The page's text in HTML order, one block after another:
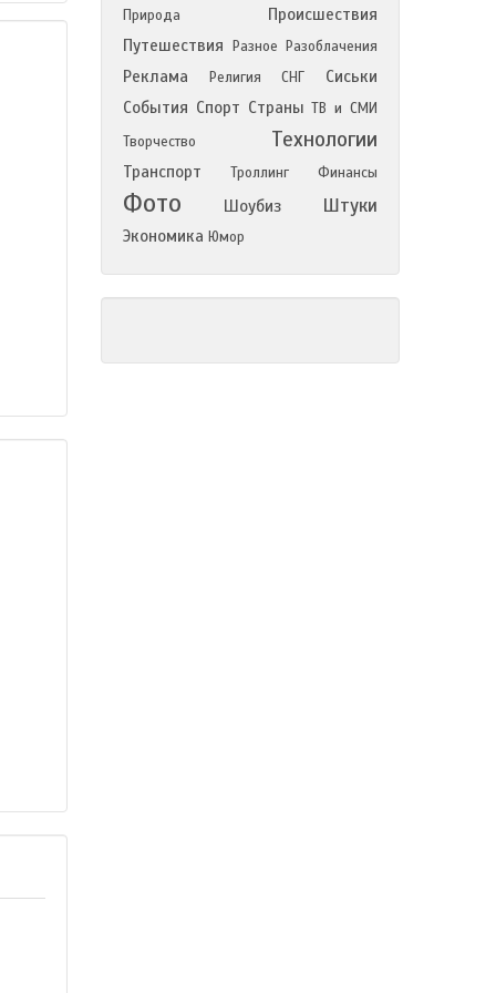
Природа
Происшествия
Путешествия
Разное Разоблачения
Реклама Религия СНГ
Сиськи
События Спорт Страны ТВ и СМИ
Творчество
Технологии
Транспорт Троллинг Финансы
Фото Шоубиз Штуки
Экономика Юмор